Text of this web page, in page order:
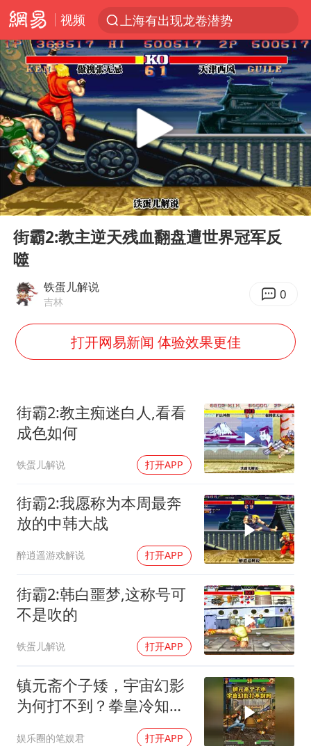
视频
上海有出现龙卷潜势
上半年我国经营主体结构持续优化
王传君 《披荆斩棘》
上海：5号线16号线浦江线全线停运
白海豚预计将在浙江苍南到三门一带登陆
今日15时起福州地铁高架区段停运
国足U17与阿森纳决赛取消 并列冠军
王艺迪2-4不敌张本美和止步4强
上海大部迎大暴雨
《龙餐馆》 冲奖
以军士兵把枪口对准中国记者
笔试第一被劝弃考涉事副校长被撤职
白海豚5次眼壁置换
构建更高水平的全民健身公共服务体系
Play
00:00 01:50
街霸2:教主逆天残血翻盘遭世界冠军反
噬
铁蛋儿解说
吉林 0
打开网易新闻 体验效果更佳
街霸2:教主痴迷白人,看看
成色如何
铁蛋儿解说 打开APP
街霸2:我愿称为本周最奔
放的中韩大战
醉逍遥游戏解说 打开APP
街霸2:韩白噩梦,这称号可
不是吹的
铁蛋儿解说 打开APP
镇元斋个子矮，宇宙幻影
为何打不到？拳皇冷知识
娱乐圈的笔娱君 打开APP